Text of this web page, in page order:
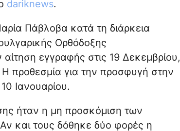
dariknews.
Πάβλοβα κατά τη διάρκεια
Ορθόδοξης
εγγραφής στις 19 Δεκεμβρίου,
προθεσμία για την προσφυγή στην
Ιανουαρίου.
ήταν η μη προσκόμιση των
και τους δόθηκε δύο φορές η